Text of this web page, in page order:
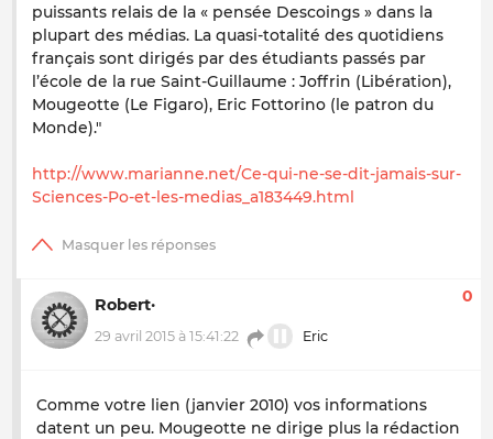
puissants relais de la « pensée Descoings » dans la
plupart des médias. La quasi-totalité des quotidiens
français sont dirigés par des étudiants passés par
l’école de la rue Saint-Guillaume : Joffrin (Libération),
Mougeotte (Le Figaro), Eric Fottorino (le patron du
Monde)."
http://www.marianne.net/Ce-qui-ne-se-dit-jamais-sur-
Sciences-Po-et-les-medias_a183449.html
Robert·
29 avril 2015 à 15:41:22 Eric
0
Comme votre lien (janvier 2010) vos informations
datent un peu. Mougeotte ne dirige plus la rédaction